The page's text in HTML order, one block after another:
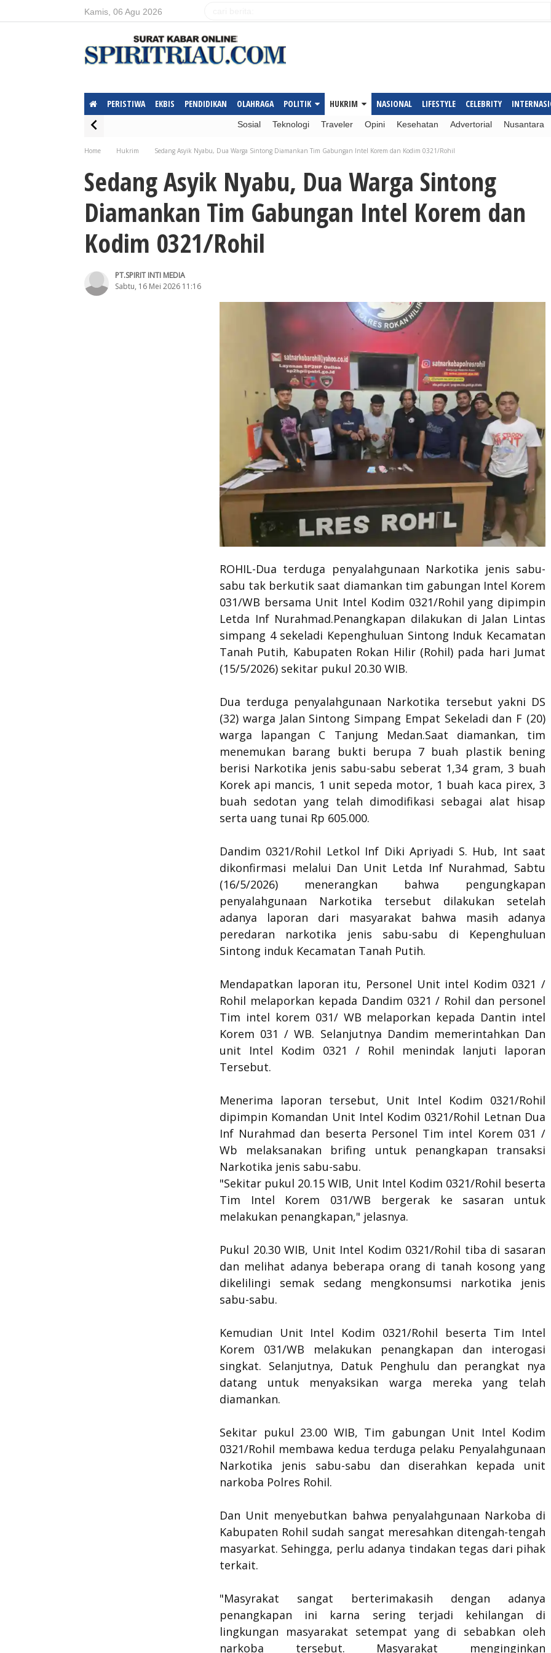
Kamis, 06 Agu 2026
PERISTIWA EKBIS PENDIDIKAN OLAHRAGA POLITIK HUKRIM NASIONAL LIFESTYLE CELEBRITY
Sosial Teknologi Traveler Opini Kesehatan Advertorial Nusantara
Home Hukrim Sedang Asyik Nyabu, Dua Warga Sintong Diamankan Tim Gabungan Intel Korem dan Kodim 0321/Rohil
Sedang Asyik Nyabu, Dua Warga Sintong
Diamankan Tim Gabungan Intel Korem dan
Kodim 0321/Rohil
PT.SPIRIT INTI MEDIA
Sabtu, 16 Mei 2026 11:16
ROHIL-Dua terduga penyalahgunaan Narkotika jenis sabu-
sabu tak berkutik saat diamankan tim gabungan Intel Korem
031/WB bersama Unit Intel Kodim 0321/Rohil yang dipimpin
Letda Inf Nurahmad.Penangkapan dilakukan di Jalan Lintas
simpang 4 sekeladi Kepenghuluan Sintong Induk Kecamatan
Tanah Putih, Kabupaten Rokan Hilir (Rohil) pada hari Jumat
(15/5/2026) sekitar pukul 20.30 WIB.
Dua terduga penyalahgunaan Narkotika tersebut yakni DS
(32) warga Jalan Sintong Simpang Empat Sekeladi dan F (20)
warga lapangan C Tanjung Medan.Saat diamankan, tim
menemukan barang bukti berupa 7 buah plastik bening
berisi Narkotika jenis sabu-sabu seberat 1,34 gram, 3 buah
Korek api mancis, 1 unit sepeda motor, 1 buah kaca pirex, 3
buah sedotan yang telah dimodifikasi sebagai alat hisap
serta uang tunai Rp 605.000.
Dandim 0321/Rohil Letkol Inf Diki Apriyadi S. Hub, Int saat
dikonfirmasi melalui Dan Unit Letda Inf Nurahmad, Sabtu
(16/5/2026) menerangkan bahwa pengungkapan
penyalahgunaan Narkotika tersebut dilakukan setelah
adanya laporan dari masyarakat bahwa masih adanya
peredaran narkotika jenis sabu-sabu di Kepenghuluan
Sintong induk Kecamatan Tanah Putih.
Mendapatkan laporan itu, Personel Unit intel Kodim 0321 /
Rohil melaporkan kepada Dandim 0321 / Rohil dan personel
Tim intel korem 031/ WB melaporkan kepada Dantin intel
Korem 031 / WB. Selanjutnya Dandim memerintahkan Dan
unit Intel Kodim 0321 / Rohil menindak lanjuti laporan
Tersebut.
Menerima laporan tersebut, Unit Intel Kodim 0321/Rohil
dipimpin Komandan Unit Intel Kodim 0321/Rohil Letnan Dua
Inf Nurahmad dan beserta Personel Tim intel Korem 031 /
Wb melaksanakan brifing untuk penangkapan transaksi
Narkotika jenis sabu-sabu.
"Sekitar pukul 20.15 WIB, Unit Intel Kodim 0321/Rohil beserta
Tim Intel Korem 031/WB bergerak ke sasaran untuk
melakukan penangkapan," jelasnya.
Pukul 20.30 WIB, Unit Intel Kodim 0321/Rohil tiba di sasaran
dan melihat adanya beberapa orang di tanah kosong yang
dikelilingi semak sedang mengkonsumsi narkotika jenis
sabu-sabu.
Kemudian Unit Intel Kodim 0321/Rohil beserta Tim Intel
Korem 031/WB melakukan penangkapan dan interogasi
singkat. Selanjutnya, Datuk Penghulu dan perangkat nya
datang untuk menyaksikan warga mereka yang telah
diamankan.
Sekitar pukul 23.00 WIB, Tim gabungan Unit Intel Kodim
0321/Rohil membawa kedua terduga pelaku Penyalahgunaan
Narkotika jenis sabu-sabu dan diserahkan kepada unit
narkoba Polres Rohil.
Dan Unit menyebutkan bahwa penyalahgunaan Narkoba di
Kabupaten Rohil sudah sangat meresahkan ditengah-tengah
masyarkat. Sehingga, perlu adanya tindakan tegas dari pihak
terkait.
"Masyrakat sangat berterimakasih dengan adanya
penangkapan ini karna sering terjadi kehilangan di
lingkungan masyarakat setempat yang di sebabkan oleh
narkoba tersebut. Masyarakat menginginkan